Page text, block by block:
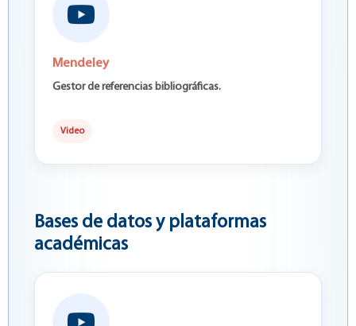
Mendeley
Gestor de referencias bibliográficas.
Video
Bases de datos y plataformas
académicas